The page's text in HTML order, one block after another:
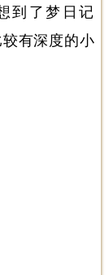
到了梦日记
有深度的小